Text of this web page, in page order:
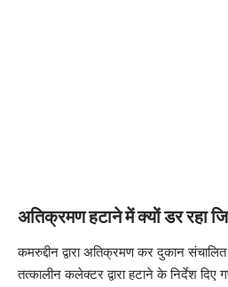
अतिक्रमण हटाने में क्यों डर रहा
कमरुद्दीन द्वारा अतिक्रमण कर दुकान
तत्कालीन कलेक्टर द्वारा हटाने के निर्देश